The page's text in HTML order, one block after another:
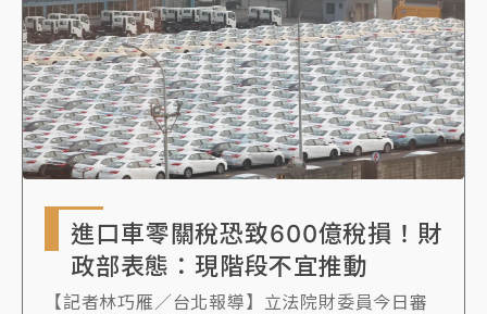
進口車零關稅恐致600億稅損！財
政部表態：現階段不宜推動
【記者林巧雁／台北報導】立法院財委員今日審